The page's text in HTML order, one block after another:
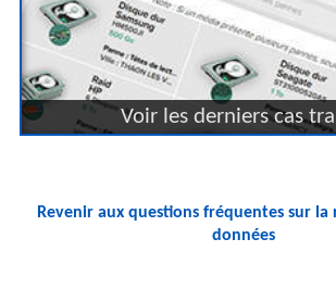
Voir les derniers cas
Revenir aux questions fréquentes sur
données